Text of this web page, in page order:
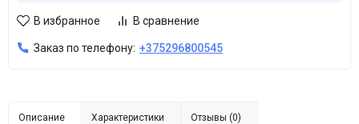
В избранное В сравнение
Заказ по телефону: +375296800545
Описание Характеристики Отзывы (0)